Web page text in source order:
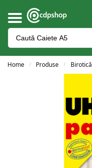
Home / Produse / Birotică